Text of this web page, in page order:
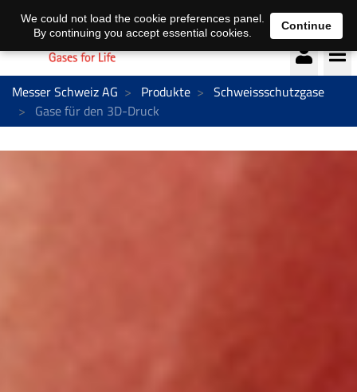
Deutsch français
Messer Schweiz AG Produkte
Schweissschutzgase
Gase für den 3D-Druck
We could not load the cookie preferences panel.
By continuing you accept essential cookies.
Continue